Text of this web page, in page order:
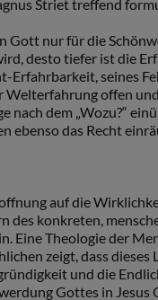
Striet treffend
Gott nur für die
desto tiefer ist die
Erfahrbarkeit, seines
offen
nach dem „Wozu?“
ebenso das Recht
auf die
des konkreten,
Eine Theologie der
zeigt, dass
und die
Gottes in